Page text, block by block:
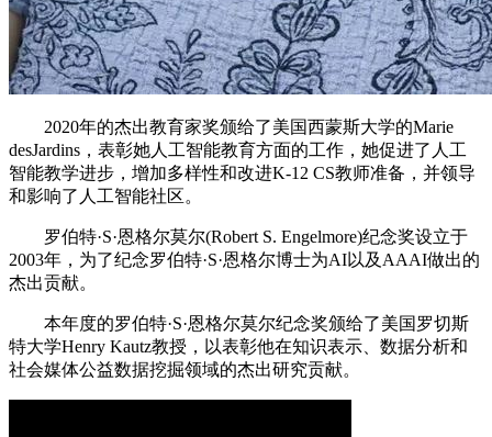
2020年的杰出教育家奖颁给了美国西蒙斯大学的Marie
desJardins，表彰她人工智能教育方面的工作，她促进了人工
智能教学进步，增加多样性和改进K-12 CS教师准备，并领导
和影响了人工智能社区。
罗伯特·S·恩格尔莫尔(Robert S. Engelmore)纪念奖设立于
2003年，为了纪念罗伯特·S·恩格尔博士为AI以及AAAI做出的
杰出贡献。
本年度的罗伯特·S·恩格尔莫尔纪念奖颁给了美国罗切斯
特大学Henry Kautz教授，以表彰他在知识表示、数据分析和
社会媒体公益数据挖掘领域的杰出研究贡献。